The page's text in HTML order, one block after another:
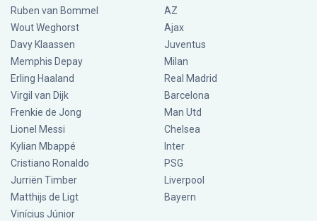
Ruben van Bommel
Wout Weghorst
Davy Klaassen
Memphis Depay
Erling Haaland
Virgil van Dijk
Frenkie de Jong
Lionel Messi
Kylian Mbappé
Cristiano Ronaldo
Jurriën Timber
Matthijs de Ligt
Vinícius Júnior
AZ
Ajax
Juventus
Milan
Real Madrid
Barcelona
Man Utd
Chelsea
Inter
PSG
Liverpool
Bayern